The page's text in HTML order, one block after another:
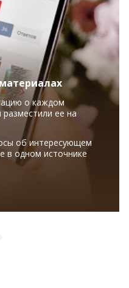
о каждом
ее на
об интересующем
в одном источнике